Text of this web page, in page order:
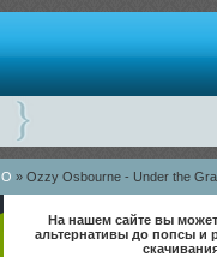
O » Ozzy Osbourne - Under the
На нашем сайте вы
альтернативы до попсы и